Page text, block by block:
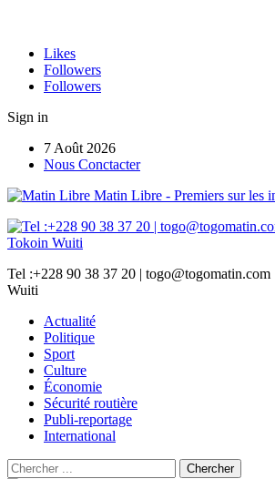
Likes
Followers
Followers
Sign in
7 Août 2026
Nous Conctacter
Matin Libre - Premiers sur les
Tel :+228 90 38 37 20 |
Wuiti
Actualité
Politique
Sport
Culture
Économie
Sécurité routière
Publi-reportage
International